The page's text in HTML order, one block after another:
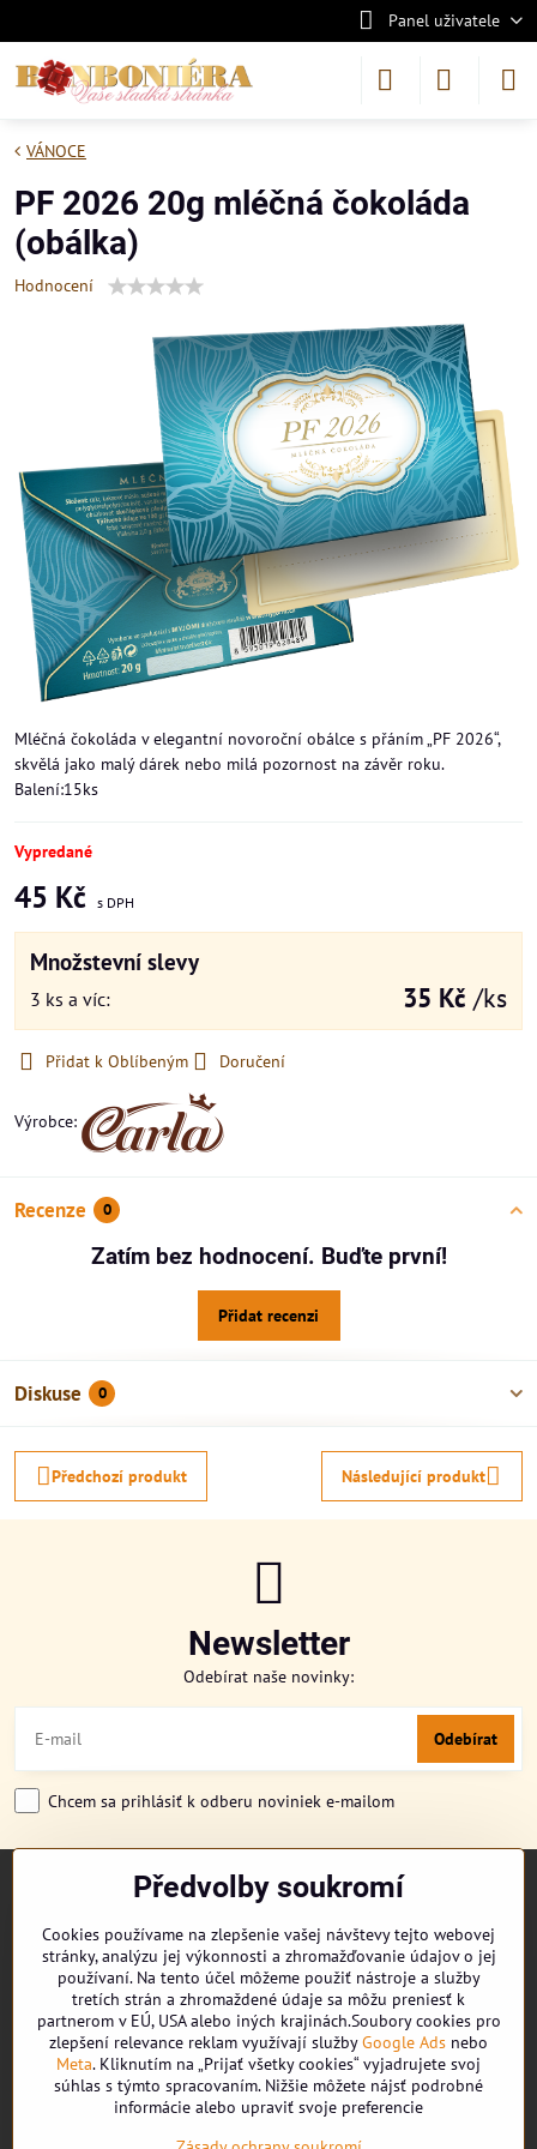
Panel uživatele
VÁNOCE
PF 2026 20g mléčná čokoláda
(obálka)
Hodnocení
Mléčná čokoláda v elegantní novoroční obálce s přáním „PF 2026“,
skvělá jako malý dárek nebo milá pozornost na závěr roku.
Balení:15ks
Vypredané
45 Kč
Množstevní slevy
3 ks a víc: 35 Kč /ks
Přidat k Oblíbeným Doručení
Výrobce:
Recenze 0
Zatím bez hodnocení. Buďte první!
Přidat recenzi
Diskuse 0
Předchozí produkt Následující produkt
Newsletter
Odebírat naše novinky:
Odebírat
Chcem sa prihlásiť k odberu noviniek e-mailom
CUKRONOVINKY
DORUČENÍ OBJEDNÁVKY
REKLAMAČNÍ ŘÁD
OBCHODNÍ PODMÍNKY
KONTAKT
Předvolby soukromí
Cookies používame na zlepšenie vašej návštevy tejto webovej
stránky, analýzu jej výkonnosti a zhromažďovanie údajov o jej
používaní. Na tento účel môžeme použiť nástroje a služby
tretích strán a zhromaždené údaje sa môžu preniesť k
partnerom v EÚ, USA alebo iných krajinách.Soubory cookies pro
zlepšení relevance reklam využívají službyGoogle Ads nebo
Meta. Kliknutím na „Prijať všetky cookies“ vyjadrujete svoj
súhlas s týmto spracovaním. Nižšie môžete nájsť podrobné
informácie alebo upraviť svoje preferencie